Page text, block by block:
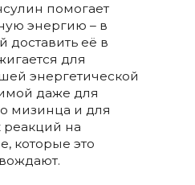
помогает
энергию – в
доставить её в
для
энергетической
даже для
мизинца и для
на
которые это